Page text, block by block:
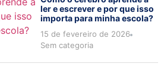
ler e escrever e por que isso
importa para minha escola?
15 de fevereiro de 2026
Sem categoria